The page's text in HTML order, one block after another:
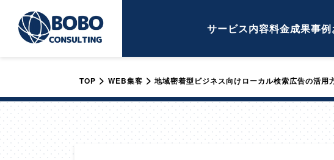
サービス内容料金成果事例
TOP > WEB集客 >地域密着型ビジネス向けローカル検索広告の活用